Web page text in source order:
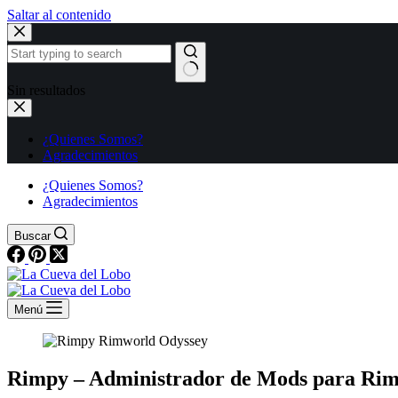
Saltar al contenido
Sin resultados
¿Quienes Somos?
Agradecimientos
¿Quienes Somos?
Agradecimientos
Buscar
Menú
Rimpy – Administrador de Mods para